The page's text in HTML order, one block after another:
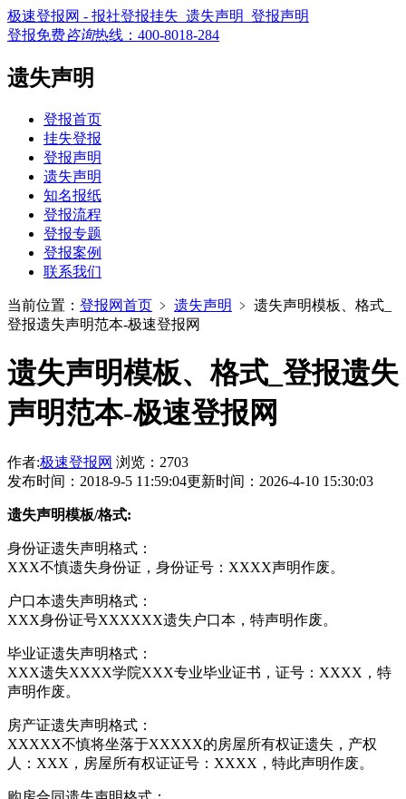
极速登报网 - 报社登报挂失_遗失声明_登报声明
登报免费咨询热线： 400-8018-284
遗失声明
登报首页
挂失登报
登报声明
遗失声明
知名报纸
登报流程
登报专题
登报案例
联系我们
当前位置： 登报网首页 ﹥ 遗失声明 ﹥ 遗失声明模板、格式_
登报遗失声明范本-极速登报网
遗失声明模板、格式_登报遗失
声明范本-极速登报网
作者:极速登报网 浏览：2703
发布时间：2018-9-5 11:59:04更新时间：2026-4-10 15:30:03
遗失声明模板/格式:
身份证遗失声明格式：
XXX不慎遗失身份证，身份证号：XXXX声明作废。
户口本遗失声明格式：
XXX身份证号XXXXXX遗失户口本，特声明作废。
毕业证遗失声明格式：
XXX遗失XXXX学院XXX专业毕业证书，证号：XXXX，特
声明作废。
房产证遗失声明格式：
XXXXX不慎将坐落于XXXXX的房屋所有权证遗失，产权
人：XXX，房屋所有权证证号：XXXX，特此声明作废。